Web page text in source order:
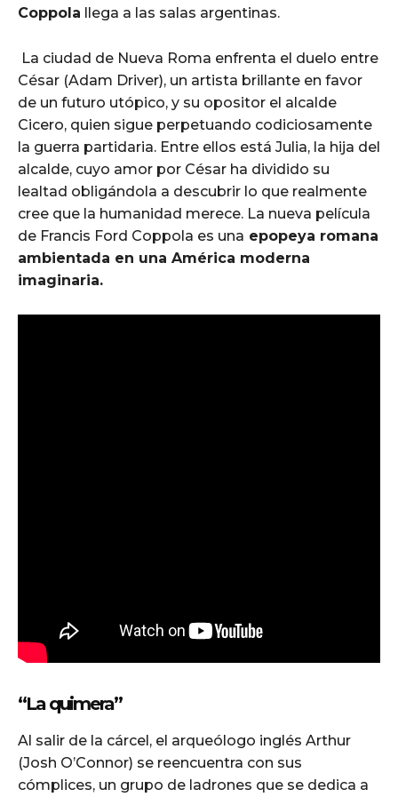
Coppola llega a las salas argentinas.
La ciudad de Nueva Roma enfrenta el duelo entre
César (Adam Driver), un artista brillante en favor
de un futuro utópico, y su opositor el alcalde
Cicero, quien sigue perpetuando codiciosamente
la guerra partidaria. Entre ellos está Julia, la hija del
alcalde, cuyo amor por César ha dividido su
lealtad obligándola a descubrir lo que realmente
cree que la humanidad merece. La nueva película
de Francis Ford Coppola es una epopeya romana
ambientada en una América moderna
imaginaria.
“La quimera”
Al salir de la cárcel, el arqueólogo inglés Arthur
(Josh O’Connor) se reencuentra con sus
cómplices, un grupo de ladrones que se dedica a